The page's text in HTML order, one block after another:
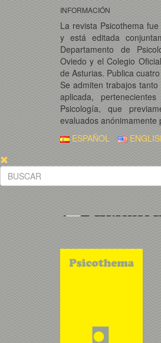
INFORMACIÓN
La revista Psicothema
y está editada
Departamento de
Oviedo y el Colegio
de Asturias. Publica
Se admiten trabajos
aplicada,
Psicología, que
evaluados anónimamente
ESPAÑOL